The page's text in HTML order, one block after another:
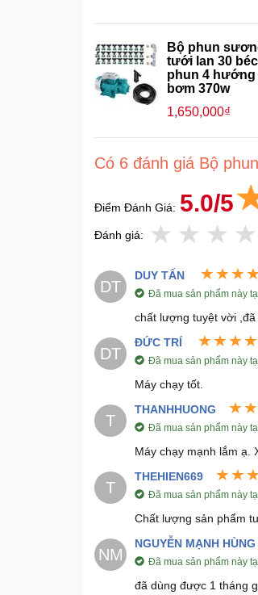
Bộ phun
tưới lan 30 béc
phun 4 hướng
bơm 370w
1,650,000₫
Có 6 đánh giá Bộ
Điểm Đánh Giá: 5.0/5
Đánh giá:
DT
DUY TẤN
Đã mua sản phẩm này
chất lượng tuyệt vời
DT
ĐỨC TRÍ
Đã mua sản phẩm này
Máy chạy tốt.
T
THANHHUONG
Đã mua sản phẩm này
Máy chạy mạnh lắm ạ.
T
THEHIEN669
Đã mua sản phẩm này
Chất lượng sản phẩm
NM
NGUYỄN MẠNH HÙNG
Đã mua sản phẩm này
đã dùng được 1 tháng